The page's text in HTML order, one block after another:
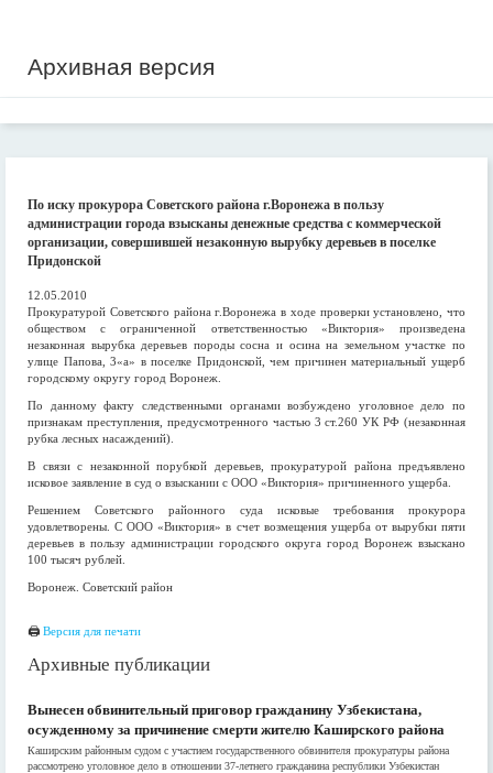
Архивная версия
По иску прокурора Советского района г.Воронежа в пользу
администрации города взысканы денежные средства с коммерческой
организации, совершившей незаконную вырубку деревьев в поселке
Придонской
12.05.2010
Прокуратурой Советского района г.Воронежа в ходе проверки установлено, что
обществом с ограниченной ответственностью «Виктория» произведена
незаконная вырубка деревьев породы сосна и осина на земельном участке по
улице Папова, 3«а» в поселке Придонской, чем причинен материальный ущерб
городскому округу город Воронеж.
По данному факту следственными органами возбуждено уголовное дело по
признакам преступления, предусмотренного частью 3 ст.260 УК РФ (незаконная
рубка лесных насаждений).
В связи с незаконной порубкой деревьев, прокуратурой района предъявлено
исковое заявление в суд о взыскании с ООО «Виктория» причиненного ущерба.
Решением Советского районного суда исковые требования прокурора
удовлетворены. С ООО «Виктория» в счет возмещения ущерба от вырубки пяти
деревьев в пользу администрации городского округа город Воронеж взыскано
100 тысяч рублей.
Воронеж. Советский район
🖨 Версия для печати
Архивные публикации
Вынесен обвинительный приговор гражданину Узбекистана,
осужденному за причинение смерти жителю Каширского района
Каширским районным судом с участием государственного обвинителя прокуратуры района
рассмотрено уголовное дело в отношении 37-летнего гражданина республики Узбекистан